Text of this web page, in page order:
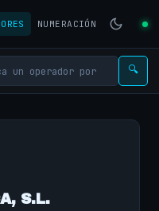
NUMERACIÓN
🔍
S.L.